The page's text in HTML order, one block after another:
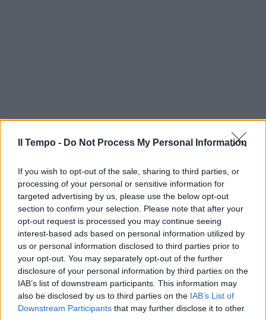
Il Tempo - Do Not Process My Personal Information
If you wish to opt-out of the sale, sharing to third parties, or
processing of your personal or sensitive information for
targeted advertising by us, please use the below opt-out
section to confirm your selection. Please note that after your
opt-out request is processed you may continue seeing
interest-based ads based on personal information utilized by
us or personal information disclosed to third parties prior to
your opt-out. You may separately opt-out of the further
disclosure of your personal information by third parties on the
IAB’s list of downstream participants. This information may
also be disclosed by us to third parties on the IAB’s List of
Downstream Participants that may further disclose it to other